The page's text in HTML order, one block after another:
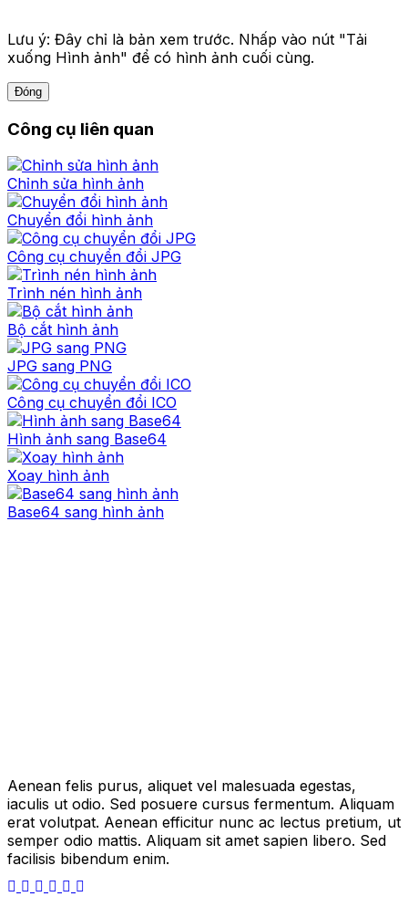
Lưu ý: Đây chỉ là bản xem trước. Nhấp vào nút "Tải
xuống Hình ảnh" để có hình ảnh cuối cùng.
Đóng
Công cụ liên quan
Chỉnh sửa hình ảnh
Chuyển đổi hình ảnh
Công cụ chuyển đổi JPG
Trình nén hình ảnh
Bộ cắt hình ảnh
JPG sang PNG
Công cụ chuyển đổi ICO
Hình ảnh sang Base64
Xoay hình ảnh
Base64 sang hình ảnh
Aenean felis purus, aliquet vel malesuada egestas,
iaculis ut odio. Sed posuere cursus fermentum. Aliquam
erat volutpat. Aenean efficitur nunc ac lectus pretium, ut
semper odio mattis. Aliquam sit amet sapien libero. Sed
facilisis bibendum enim.